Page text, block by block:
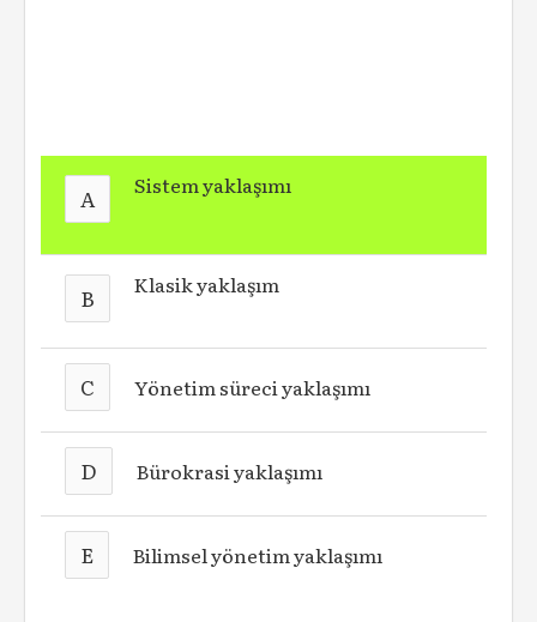
A Sistem yaklaşımı
B Klasik yaklaşım
C Yönetim süreci yaklaşımı
D Bürokrasi yaklaşımı
E Bilimsel yönetim yaklaşımı